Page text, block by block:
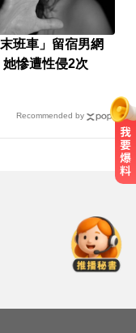
班車」留宿男網
她慘遭性侵2次
Recommended by